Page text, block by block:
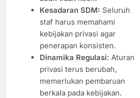
Kesadaran SDM: Seluruh
staf harus memahami
kebijakan privasi agar
penerapan konsisten.
Dinamika Regulasi: Aturan
privasi terus berubah,
memerlukan pembaruan
berkala pada kebijakan.